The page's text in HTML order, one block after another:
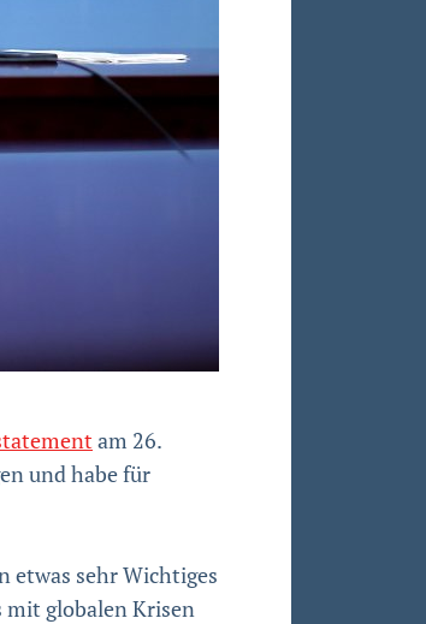
am 26.
und habe für
etwas sehr Wichtiges
mit globalen Krisen